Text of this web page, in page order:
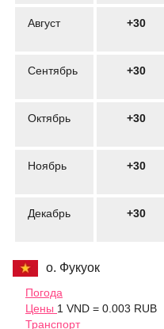
Август +30
Сентябрь +30
Октябрь +30
Ноябрь +30
Декабрь +30
о. Фукуок
Погода
Цены 1 VND = 0.003 RUB
Транспорт